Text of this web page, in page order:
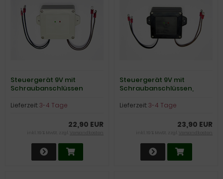
Steuergerät 9V mit
Schraubanschlüssen
Lieferzeit:3-4 Tage
22,90 EUR
inkl. 19 % MwSt. zzgl. Versandkosten
Steuergerät 9V mit
Schraubanschlüssen,
Lieferzeit:3-4 Tage
23,90 EUR
inkl. 19 % MwSt. zzgl. Versandkosten